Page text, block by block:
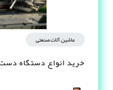
ماشین آلات صنعتی
خرید انواع دستگاه